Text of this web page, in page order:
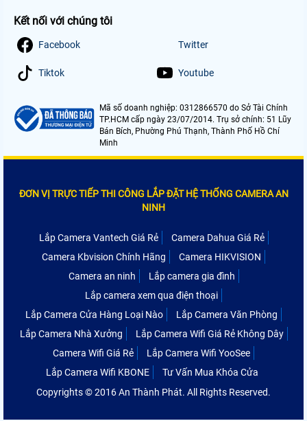
Kết nối với chúng tôi
Facebook Twitter
Tiktok Youtube
Mã số doanh nghiệp: 0312866570 do Sở Tài Chính
TP.HCM cấp ngày 23/07/2014. Trụ sở chính: 51 Lũy
Bán Bích, Phường Phú Thạnh, Thành Phố Hồ Chí
Minh
ĐƠN VỊ TRỰC TIẾP THI CÔNG LẮP ĐẶT HỆ THỐNG CAMERA AN
NINH
Lắp Camera Vantech Giá Rẻ
Camera Dahua Giá Rẻ
Camera Kbvision Chính Hãng
Camera HIKVISION
Camera an ninh
Lắp camera gia đình
Lắp camera xem qua điện thoại
Lắp Camera Cửa Hàng Loại Nào
Lắp Camera Văn Phòng
Lắp Camera Nhà Xưởng
Lắp Camera Wifi Giá Rẻ Không Dây
Camera Wifi Giá Rẻ
Lắp Camera Wifi YooSee
Lắp Camera Wifi KBONE
Tư Vấn Mua Khóa Cửa
Copyrights © 2016 An Thành Phát. All Rights Reserved.